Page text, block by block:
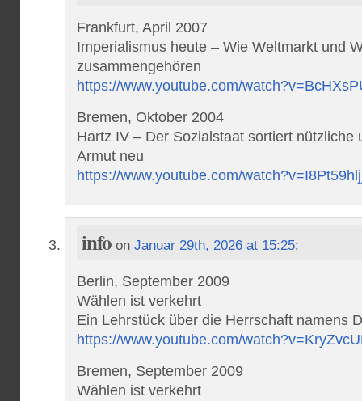
Frankfurt, April 2007
Impe­ria­lis­mus heute – Wie Weltmarkt und
zusammengehören
https://www.youtube.com/
Bremen, Oktober 2004
Hartz IV – Der Sozialstaat sortiert nützliche
Armut neu
https://www.youtube.com/
info onJanuar 29th, 2026 at 15:25:
Berlin, September 2009
Wählen ist verkehrt
Ein Lehrstück über die Herrschaft namens
https://www.youtube.com/
Bremen, September 2009
Wählen ist verkehrt